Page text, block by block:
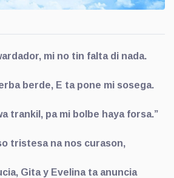
mi no tin falta di nada.
berde, E ta pone mi sosega.
trankil, pa mi bolbe haya forsa.”
tristesa na nos curason,
Gita y Evelina ta anuncia